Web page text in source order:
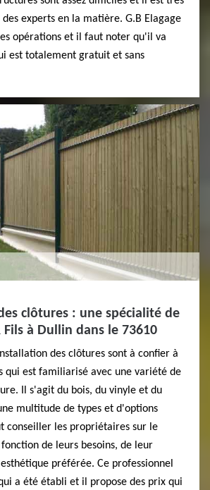
experts en la matière. G.B Elagage
opérations et il faut noter qu'il va
est totalement gratuit et sans
clôtures : une spécialité de
Fils à Dullin dans le 73610
des clôtures sont à confier à
qui est familiarisé avec une variété de
Il s'agit du bois, du vinyle et du
multitude de types et d'options
conseiller les propriétaires sur le
de leurs besoins, de leur
préférée. Ce professionnel
a été établi et il propose des prix qui